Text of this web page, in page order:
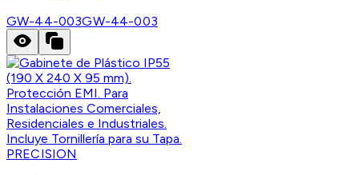
GW-44-003GW-44-003
PRECISION